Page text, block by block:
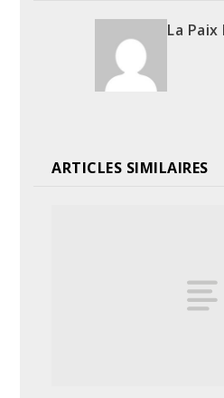
La
ARTICLES SIMILAIRES